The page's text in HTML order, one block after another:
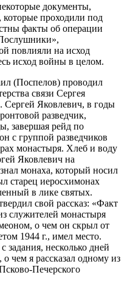
документы,
проходили под
факты об операции
повлияли на исход
исход войны в целом.
(Поспелов) проводил
связи Сергея
Сергей Яковлевич, в годы
разведчик,
завершая рейд по
с группой разведчиков
монастыря. Хлеб и воду
Яковлевич на
монаха, который носил
старец иеросхимонах
в лике святых.
свой рассказ: «Факт
служителей монастыря
о чем он скрыл от
1944 г., имел место.
задания, несколько дней
чем я рассказал одному из
Печерского